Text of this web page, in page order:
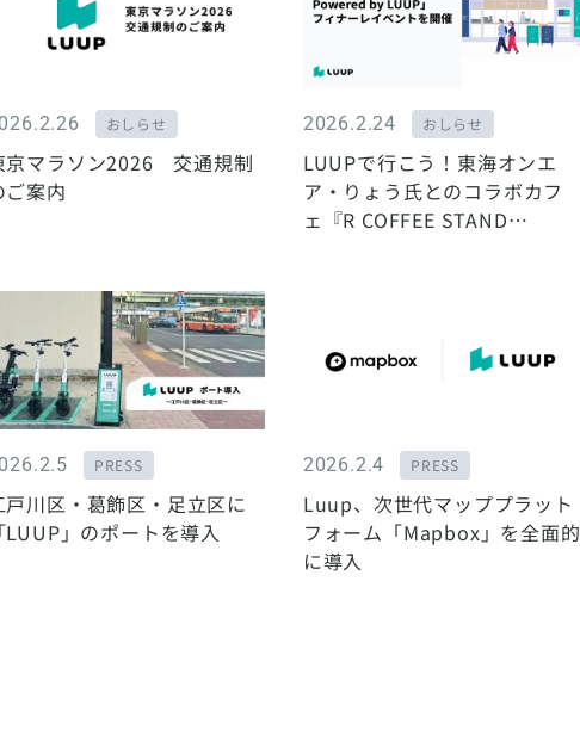
おしらせ
京マラソン2026 交通規制
ご案内
2026.2.24 おしらせ
LUUPで行こう！東海オンエ
ア・りょう氏とのコラボカフ
ェ『R COFFEE STAND
PRESS
戸川区・葛飾区・足立区に
LUUP」のポートを導入
2026.2.4 PRESS
Luup、次世代マッププラット
フォーム「Mapbox」を全面的
に導入